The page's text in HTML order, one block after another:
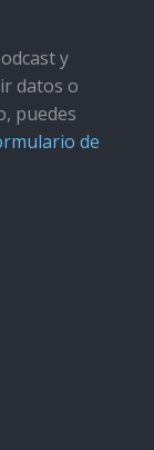
y
datos o
puedes
de